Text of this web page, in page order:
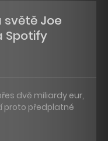
Joe
Spotify
dvě miliardy eur,
proto předplatné